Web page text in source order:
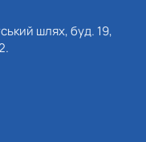
шлях, буд. 19,